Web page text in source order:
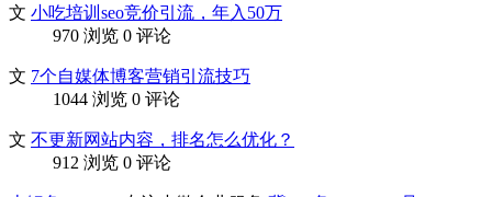
文 小吃培训seo竞价引流，年入50万
970 浏览 0 评论
文 7个自媒体博客营销引流技巧
1044 浏览 0 评论
文 不更新网站内容，排名怎么优化？
912 浏览 0 评论